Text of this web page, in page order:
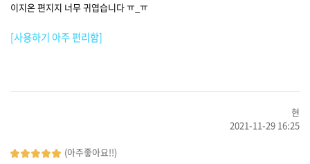
이지온 편지지 너무 귀엽습니다 ㅠ_ㅠ
[사용하기 아주 편리함]
현
2021-11-29 16:25
(아주좋아요!!)